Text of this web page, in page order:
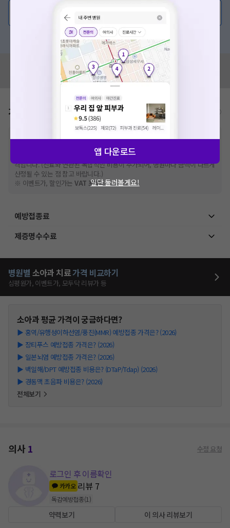
💬 무엇이든 물어보세요
혹은, 의료상담 서비스에 다양한 게시글 보러가기
혹시 잘못된 병원정보가 있나요?
모두닥 팀에 알려주세요!
가격표 비급여/급여 진료란?
※비급여 항목의 경우,추가비용 등으로 실제 가격과 상이할 수 있으니, 정확
한 가격은 해당 의료기관에 직접 문의해주세요.
건강보험심사평가원에 고지되어 있는 급여 진료 기준 가
격입니다. (진료와 연관된 복합적인 비용이 추가되어, 병원마다 금액이 다르게
산정될 수 있는 점 참고 바랍니다.)
※ 이벤트가, 할인가는VAT 포함
예방접종료
제증명수수료
병원별 소아과 치료가격 비교하기
심평원가, 이벤트가, 모두닥 리뷰가 등
소아과평균 가격이 궁금하다면?
▶ 홍역/유행성이하선염/풍진(MMR) 예방접종 가격은? (2026)
▶ 장티푸스 예방접종 가격은? (2026)
▶ 일본뇌염 예방접종 가격은? (2026)
▶ 백일해/DPT 예방접종 비용은? (DTaP/Tdap) (2026)
▶ 경동맥 초음파 비용은? (2026)
전체보기
의사1 수정 요청
로그인 후 이름확인
카카오 리뷰 7
독감예방접종(1 )
약력보기 이 의사 리뷰보기
앱 다운로드
일단 둘러볼게요!